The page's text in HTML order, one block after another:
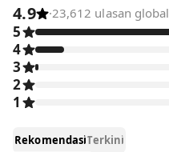
4.9 ·23,612 ulasan global
5
4
3
2
1
RekomendasiTerkini